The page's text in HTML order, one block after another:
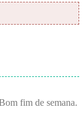
fim de semana.